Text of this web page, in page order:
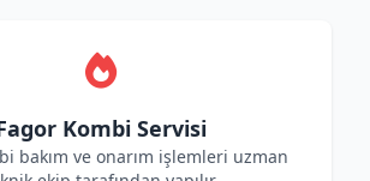
Kombi Servisi
bakım ve onarım işlemleri uzman